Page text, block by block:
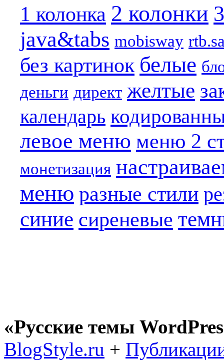
1 колонка 2 колонки
java&tabs mobisway
без картинок белые
деньги директ желтые
календарь
левое меню меню 2
монетизация
меню разные стили
синие сиреневые
«Русские темы
BlogStyle.ru +